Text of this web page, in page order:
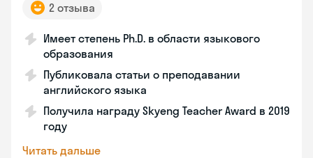
2 отзыва
Имеет степень Ph.D. в области языкового
образования
Публиковала статьи о преподавании
английского языка
Получила награду Skyeng Teacher Award в 2019
году
Читать дальше